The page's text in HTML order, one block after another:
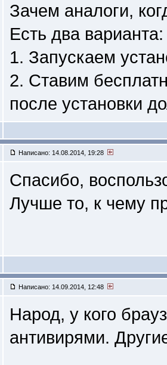
Зачем аналоги,
Есть два варианта:
1. Запускаем
2. Ставим
после установки
Написано: 14.08.2014, 19:28
Спасибо,
Лучше то, к чему
Написано: 14.09.2014, 12:48
Народ, у кого
антивирями.